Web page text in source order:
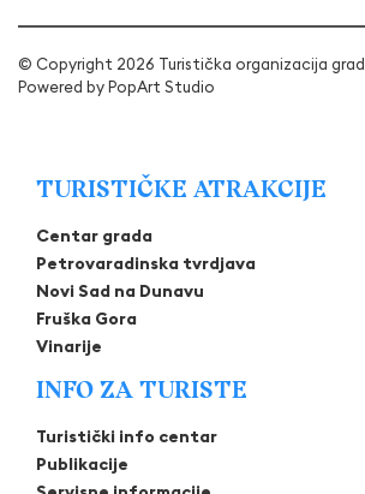
© Copyright 2026 Turistička organizacija
Powered byPopArt Studio
TURISTIČKE ATRAKCIJE
Centar grada
Petrovaradinska tvrdjava
Novi Sad na Dunavu
Fruška Gora
Vinarije
INFO ZA TURISTE
Turistički info centar
Publikacije